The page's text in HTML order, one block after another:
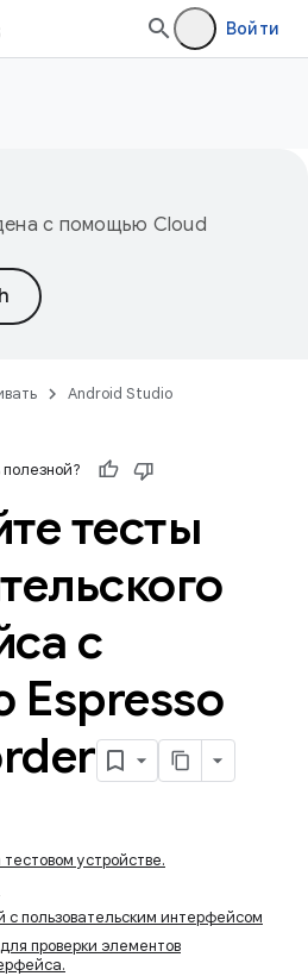
Войти
с помощью Cloud
Android Studio
тесты
с
устройстве.
с пользовательским интерфейсом
проверки элементов